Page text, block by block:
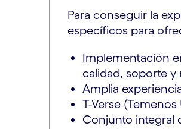
Para conseguir la
específicos para
Implementación
calidad, soporte
Amplia
T-Verse
Conjunto integral